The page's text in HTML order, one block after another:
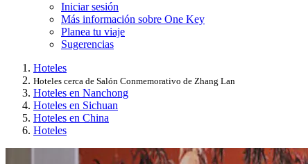
Iniciar sesión
Más información sobre One Key
Planea tu viaje
Sugerencias
Hoteles
Hoteles cerca de Salón Conmemorativo de Zhang Lan
Hoteles en Nanchong
Hoteles en Sichuan
Hoteles en China
Hoteles